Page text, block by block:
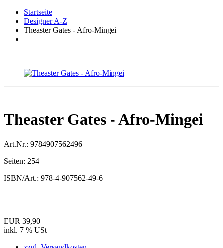
Startseite
Designer A-Z
Theaster Gates - Afro-Mingei
Theaster Gates - Afro-Mingei
Art.Nr.: 9784907562496
Seiten: 254
ISBN/Art.: 978-4-907562-49-6
EUR 39,90
inkl. 7 % USt